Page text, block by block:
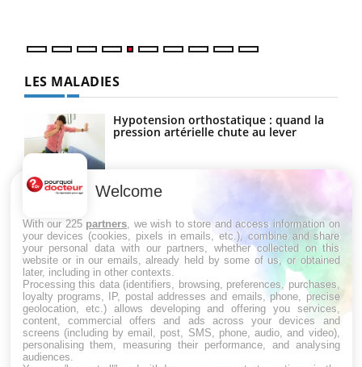
LES MALADIES
Hypotension orthostatique : quand la
pression artérielle chute au lever
Drépanocytose : une déformation des
globules rouges aux conséquences
Maladie de Charcot (Sclérose latérale
amyotrophique)
Welcome
With our 225 partners , we wish to store and access information on
your devices (cookies, pixels in emails, etc.), combine and share
your personal data with our partners, whether collected on this
website or in our emails, already held by some of us, or obtained
later, including in other contexts.
Processing this data (identifiers, browsing, preferences, purchases,
loyalty programs, IP, postal addresses and emails, phone, precise
geolocation, etc.) allows developing and offering you services,
content, commercial offers and ads across your devices and
screens (including by email, post, SMS, phone, audio, and video),
personalising them, measuring their performance, and analysing
audiences.